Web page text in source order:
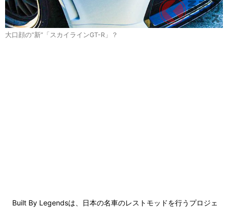
大口顔の“新”「スカイラインGT-R」？
Built By Legendsは、日本の名車のレストモッドを行うプロジェ